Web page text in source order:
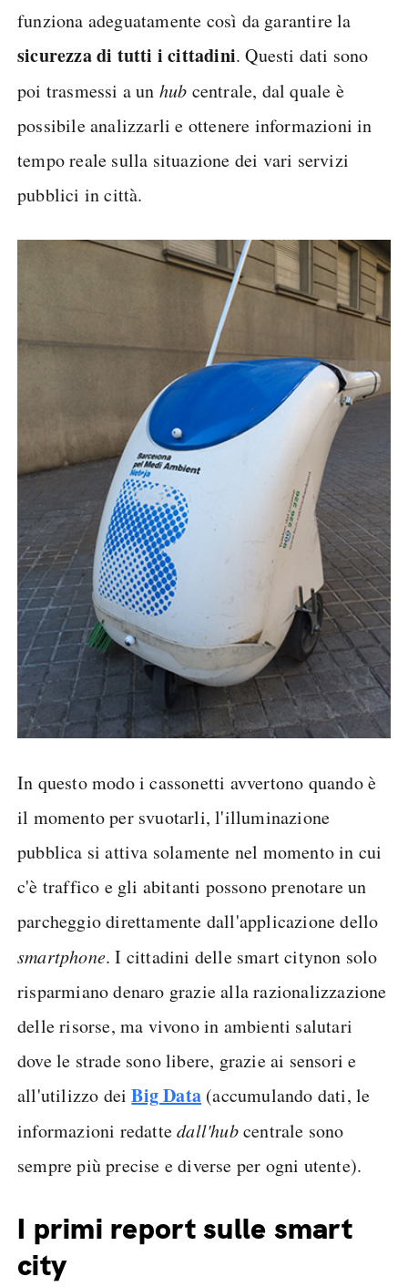
funziona adeguatamente così da garantire la
sicurezzadi tutti i cittadini. Questi dati sono
poi trasmessi a un hub centrale, dal quale è
possibile analizzarli e ottenere informazioni in
tempo reale sulla situazione dei vari servizi
pubblici in città.
In questo modo i cassonetti avvertono quando è
il momento per svuotarli, l'illuminazione
pubblica si attiva solamente nel momento in cui
c'è traffico e gli abitanti possono prenotare un
parcheggio direttamente dall'applicazione dello
smartphone. I cittadini delle smart citynon solo
risparmiano denaro grazie alla razionalizzazione
delle risorse, ma vivono in ambienti salutari
dove le strade sono libere, grazie ai sensori e
all'utilizzo deiBig Data (accumulando dati, le
informazioni redattedall'hubcentrale sono
sempre più precise e diverse per ogni utente).
I primi report sulle smart
city